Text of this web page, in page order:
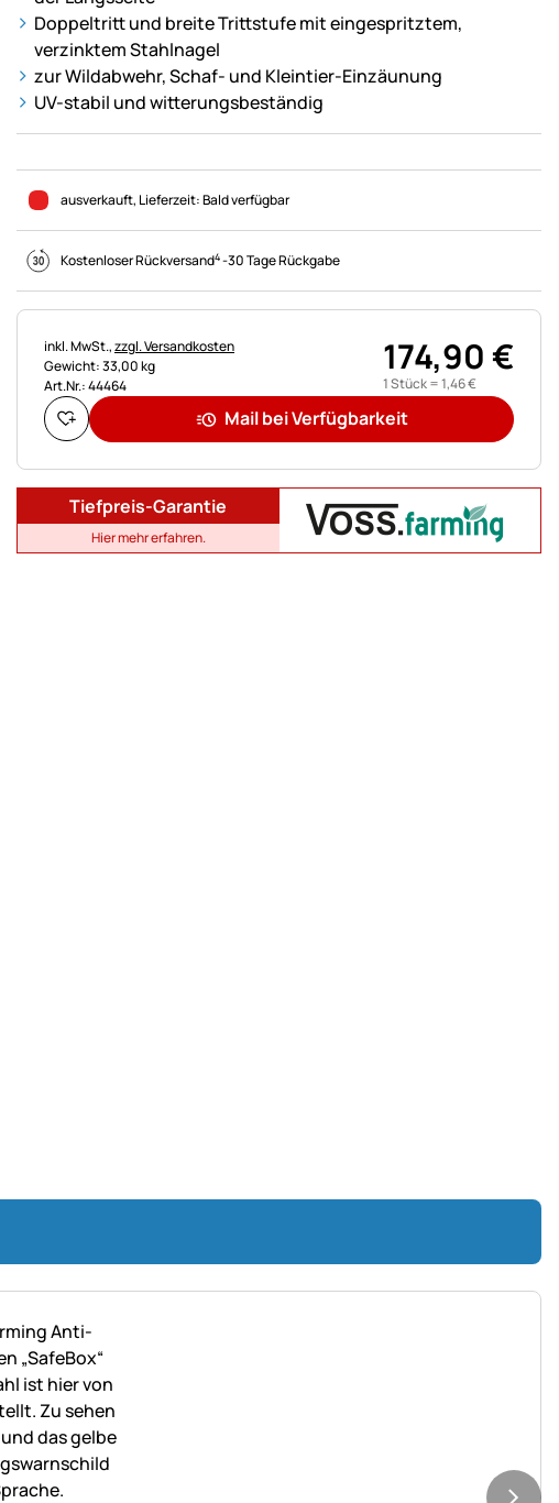
Doppeltritt und breite Trittstufe mit eingespritztem,
verzinktem Stahlnagel
zur Wildabwehr, Schaf- und Kleintier-Einzäunung
UV-stabil und witterungsbeständig
ausverkauft, Lieferzeit:Bald verfügbar
Kostenloser Rückversand4-30 Tage Rückgabe
Steuerhinweis:
inkl. MwSt.,zzgl. Versandkosten
Gewicht: 33,00 kg
Art.Nr.: 44464
174,90€
1 Stück =1,46€
Mail bei Verfügbarkeit
Tiefpreis-Garantie
Hier mehr erfahren.